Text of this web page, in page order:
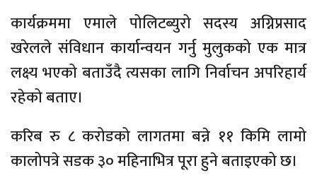
कार्यक्रममा एमाले पोलिटब्युरो सदस्य अग्निप्रसाद
खरेलले संविधान कार्यान्वयन गर्नु मुलुकको एक मात्र
लक्ष्य भएको बताउँदै त्यसका लागि निर्वाचन अपरिहार्य
रहेको बताए।
करिब रु ८ करोडको लागतमा बन्ने ११ किमि लामो
कालोपत्रे सडक ३० महिनाभित्र पूरा हुने बताइएको छ।